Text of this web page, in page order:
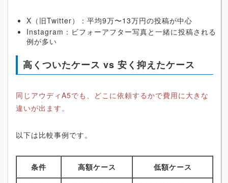
X（旧Twitter）：平均9万〜13万円の投稿が中心
Instagram：ビフォーアフター写真と一緒に投稿される
例が多い
高くついたケース vs 安く抑えたケース
同じアウディA5でも、どこに依頼するかで費用に大きな
違いが出ます。
以下は比較事例です。
条件 高額ケース 低額ケース